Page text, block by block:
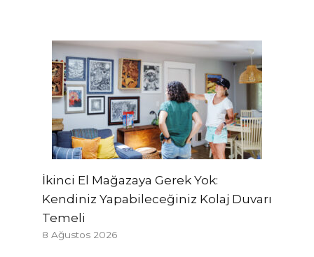
İkinci El Mağazaya Gerek Yok:
Kendiniz Yapabileceğiniz Kolaj Duvarı
Temeli
8 Ağustos 2026